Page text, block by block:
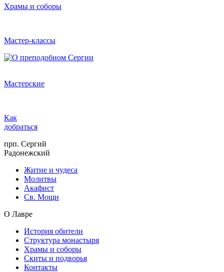
Храмы и соборы
Мастер-классы
Мастерские
Как
добраться
прп. Сергий
Радонежский
Житие и чудеса
Молитвы
Акафист
Св. Мощи
О Лавре
История обители
Структура монастыря
Храмы и соборы
Скиты и подворья
Контакты